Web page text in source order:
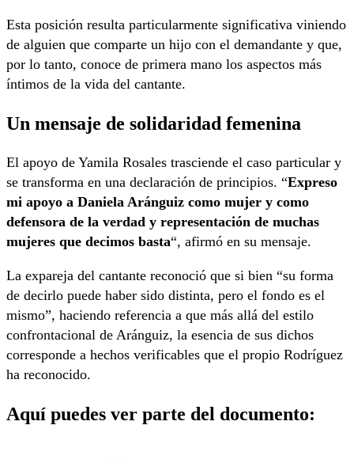
Esta posición resulta particularmente significativa viniendo
de alguien que comparte un hijo con el demandante y que,
por lo tanto, conoce de primera mano los aspectos más
íntimos de la vida del cantante.
Un mensaje de solidaridad femenina
El apoyo de Yamila Rosales trasciende el caso particular y
se transforma en una declaración de principios. “Expreso
mi apoyo a Daniela Aránguiz como mujer y como
defensora de la verdad y representación de muchas
mujeres que decimos basta“, afirmó en su mensaje.
La expareja del cantante reconoció que si bien “su forma
de decirlo puede haber sido distinta, pero el fondo es el
mismo”, haciendo referencia a que más allá del estilo
confrontacional de Aránguiz, la esencia de sus dichos
corresponde a hechos verificables que el propio Rodríguez
ha reconocido.
Aquí puedes ver parte del documento: